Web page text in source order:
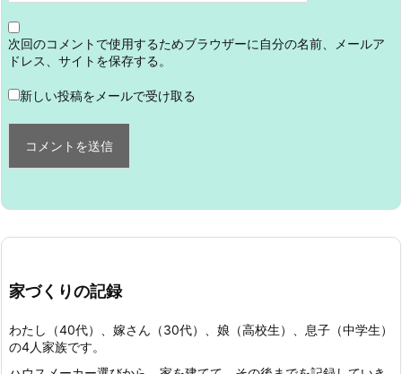
次回のコメントで使用するためブラウザーに自分の名前、メールア
ドレス、サイトを保存する。
新しい投稿をメールで受け取る
家づくりの記録
わたし（40代）、嫁さん（30代）、娘（高校生）、息子（中学生）
の4人家族です。